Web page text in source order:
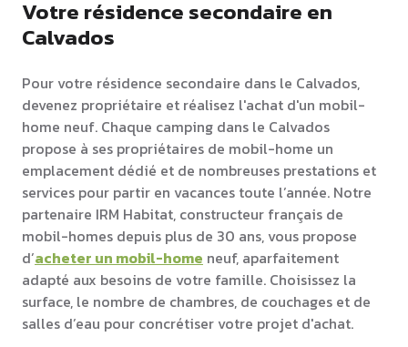
Votre résidence secondaire en
Calvados
Pour votre résidence secondaire dans le Calvados,
devenez propriétaire et réalisez l'achat d'un mobil-
home neuf. Chaque camping dans le Calvados
propose à ses propriétaires de mobil-home un
emplacement dédié et de nombreuses prestations et
services pour partir en vacances toute l’année. Notre
partenaire IRM Habitat, constructeur français de
mobil-homes depuis plus de 30 ans, vous propose
d’acheter un mobil-home neuf, aparfaitement
adapté aux besoins de votre famille. Choisissez la
surface, le nombre de chambres, de couchages et de
salles d’eau pour concrétiser votre projet d'achat.